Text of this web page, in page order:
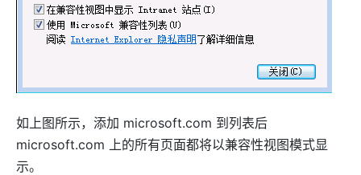
如上图所示，添加 microsoft.com 到列表后
microsoft.com 上的所有页面都将以兼容性视图模式显
示。